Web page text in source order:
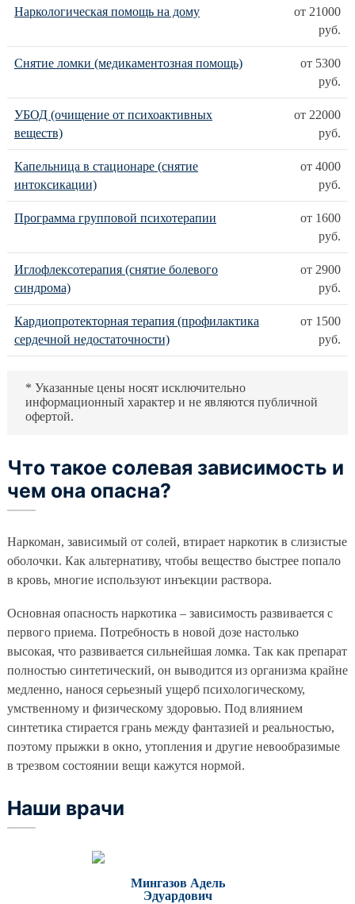
Наркологическая помощь на дому
от 21000
руб.
Снятие ломки (медикаментозная помощь)
от 5300
руб.
УБОД (очищение от психоактивных
веществ)
от 22000
руб.
Капельница в стационаре (снятие
интоксикации)
от 4000
руб.
Программа групповой психотерапии
от 1600
руб.
Иглофлексотерапия (снятие болевого
синдрома)
от 2900
руб.
Кардиопротекторная терапия (профилактика
сердечной недостаточности)
от 1500
руб.
* Указанные цены носят исключительно
информационный характер и не являются публичной
офертой.
Что такое солевая зависимость и
чем она опасна?
Наркоман, зависимый от солей, втирает наркотик в слизистые
оболочки. Как альтернативу, чтобы вещество быстрее попало
в кровь, многие используют инъекции раствора.
Основная опасность наркотика – зависимость развивается с
первого приема. Потребность в новой дозе настолько
высокая, что развивается сильнейшая ломка. Так как препарат
полностью синтетический, он выводится из организма крайне
медленно, нанося серьезный ущерб психологическому,
умственному и физическому здоровью. Под влиянием
синтетика стирается грань между фантазией и реальностью,
поэтому прыжки в окно, утопления и другие невообразимые
в трезвом состоянии вещи кажутся нормой.
Наши врачи
Мингазов Адель
Эдуардович